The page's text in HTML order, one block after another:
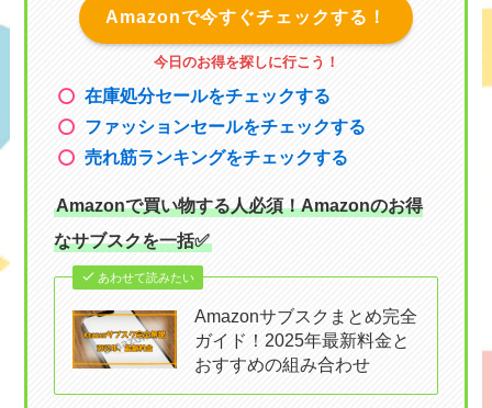
Amazonで今すぐチェックする！
今日のお得を探しに行こう！
在庫処分セールをチェックする
ファッションセールをチェックする
売れ筋ランキングをチェックする
Amazonで買い物する人必須！Amazonのお得
なサブスクを一括✅
あわせて読みたい
Amazonサブスクまとめ完全
ガイド！2025年最新料金と
おすすめの組み合わせ